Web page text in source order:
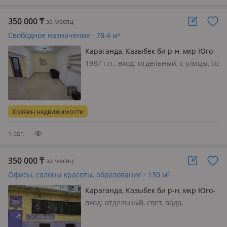
350 000₸ за месяц
Свободное назначение · 78.4 м²
Караганда, Казыбек би р-н, мкр Юго-
Восток, Мкр Степной 2 8
1987 г.п., вход: отдельный, с улицы, со
сигнализация, потолки 2.7м., Сдается
коммерческое помещение в райо…
Хозяин недвижимости
1 авг.
350 000₸ за месяц
Офисы, салоны красоты, образование · 130 м²
Караганда, Казыбек би р-н, мкр Юго-
Восток, Язева 21 — Новая корзина
вход: отдельный, свет, вода,